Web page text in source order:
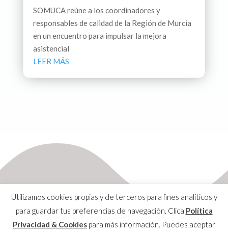
SOMUCA reúne a los coordinadores y
responsables de calidad de la Región de Murcia
en un encuentro para impulsar la mejora
asistencial
LEER MÁS
Utilizamos cookies propias y de terceros para fines analíticos y
para guardar tus preferencias de navegación. Clica Política
Privacidad & Cookies para más información. Puedes aceptar